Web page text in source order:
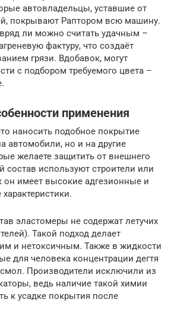
автовладельцы, уставшие от
покрывают Раптором всю машину.
ли можно считать удачным –
фактуру, что создаёт
грязи. Вдобавок, могут
с подбором требуемого цвета –
применения
наносить подобное покрытие
автомобили, но и на другие
желаете защитить от внешнего
состав используют строители или
он имеет высокие адгезионные и
эластомеры не содержат летучих
Такой подход делает
и нетоксичным. Также в жидкости
для человека концентрации дегтя
Производители исключили из
ведь наличие такой химии
к усадке покрытия после